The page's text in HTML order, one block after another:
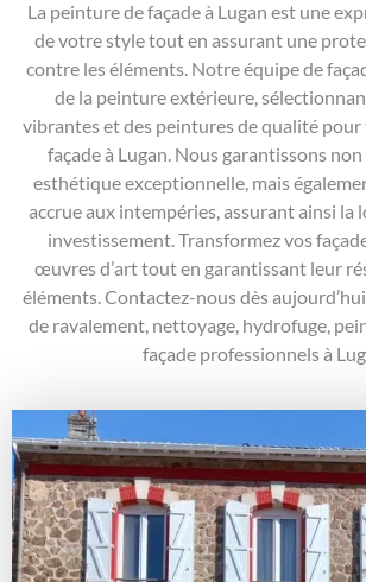
La peinture de façade à Lugan est une
de votre style tout en assurant une
contre les éléments. Notre équipe de
de la peinture extérieure,
vibrantes et des peintures de qualité
façade à Lugan. Nous garantissons
esthétique exceptionnelle, mais
accrue aux intempéries, assurant ainsi la
investissement. Transformez vos
œuvres d’art tout en garantissant leur
éléments. Contactez-nous dès
de ravalement, nettoyage, hydrofuge,
façade professionnels à